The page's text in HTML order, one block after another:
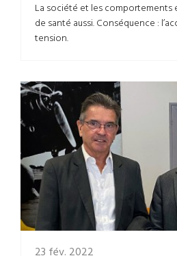
La société et les comportements
de santé aussi. Conséquence :
tension.